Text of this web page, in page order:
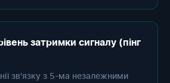
затримки сигналу (пінг
зв'язку з 5-ма незалежними